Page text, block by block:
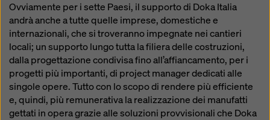
Ovviamente per i sette Paesi, il supporto di Doka Italia
andrà anche a tutte quelle imprese, domestiche e
internazionali, che si troveranno impegnate nei cantieri
locali; un supporto lungo tutta la filiera delle costruzioni,
dalla progettazione condivisa fino all’affiancamento, per i
progetti più importanti, di project manager dedicati alle
singole opere. Tutto con lo scopo di rendere più efficiente
e, quindi, più remunerativa la realizzazione dei manufatti
gettati in opera grazie alle soluzioni provvisionali che Doka